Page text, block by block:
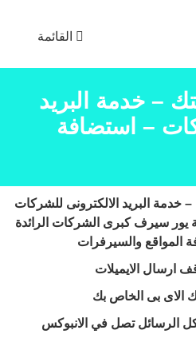
القائمة
– خدمة البريد
– استضافة
البريد الالكترونى للشركات
سيرف كبرى الشركات الرائدة
المواقع والسيرفرات
ارسال الايميلات
الاى بى الخاص بك
الرسائل تصل في الانبوكس